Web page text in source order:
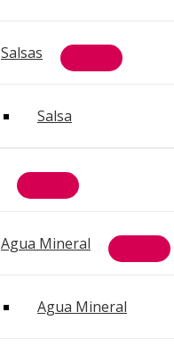
Salsas
Salsa
Agua Mineral
Agua Mineral